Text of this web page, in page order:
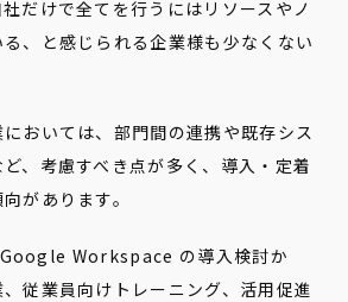
だけで全てを行うにはリソースやノ
、と感じられる企業様も少なくない
おいては、部門間の連携や既存シス
、考慮すべき点が多く、導入・定着
があります。
Workspace の導入検討か
従業員向けトレーニング、活用促進